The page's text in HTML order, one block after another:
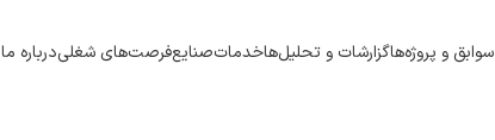
سوابق و پروژه‌هاگزارشات و تحلیل‌هاخدماتصنایعفرصت‌های شغلیدرباره ما